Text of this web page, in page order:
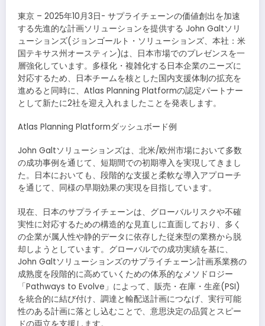
東京 – 2025年10月3日- サプライチェーンの価値創出を加速
する先進的な計画ソリューションを提供する John Galtソリ
ューションズ(ジョンゴールト・ソリューションズ、本社：米
国テキサス州オースティン)は、日本市場でのプレゼンスを一
層強化しています。多様化・複雑化する日本企業のニーズに
対応するため、日本チームを核とした国内支援体制の拡充を
進めると同時に、Atlas Planning Platformの認定パートナー
として新たに2社を迎え入れましたことを発表します。
Atlas Planning Platformダッシュボード例
John Galtソリューションズは、北米/欧州市場において多数
の成功事例を通じて、短期間での初期導入を実現してきまし
た。日本においても、段階的な支援と柔軟な導入アプローチ
を通じて、同様の早期効果の実現を目指しています。
現在、日本のサプライチェーンは、グローバルリスクや不確
実性に対応するための構造的な見直しに直面しており、多く
の企業が属人性や静的データに依存した従来型の業務から脱
却しようとしています。グローバルでの成功実績を基に、
John Galtソリューションズのサプライチェーン計画系業務の
成熟度を段階的に高めていくための体系的なメソドロジー
「Pathways to Evolve」によって、販売・在庫・生産(PSI)
を統合的に結び付け、調達と輸配送計画につなげ、実行可能
性のある計画に落とし込むことで、意思決定の品質とスピー
ドの両立を支援します。